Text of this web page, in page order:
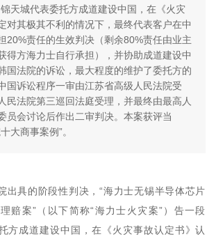
天城代表委托方成道建设中国，在《火灾
对其极其不利的情况下，最终代表客户在中
20%责任的生效判决（剩余80%责任由业主
得方海力士自行承担），并协助成道建设中
国法院的诉讼，最大程度的维护了委托方的
国诉讼程序一审由江苏省高级人民法院受
民法院第三巡回法庭受理，并最终由最高人
员会讨论后作出二审判决。本案获评当
大商事案例”。
出具的阶段性判决，“海力士无锡半导体芯片
赔案”（以下简称“海力士火灾案”）告一段
方成道建设中国，在《火灾事故认定书》认